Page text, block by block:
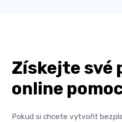
Získejte své
online
Pokud si chcete vytvořit